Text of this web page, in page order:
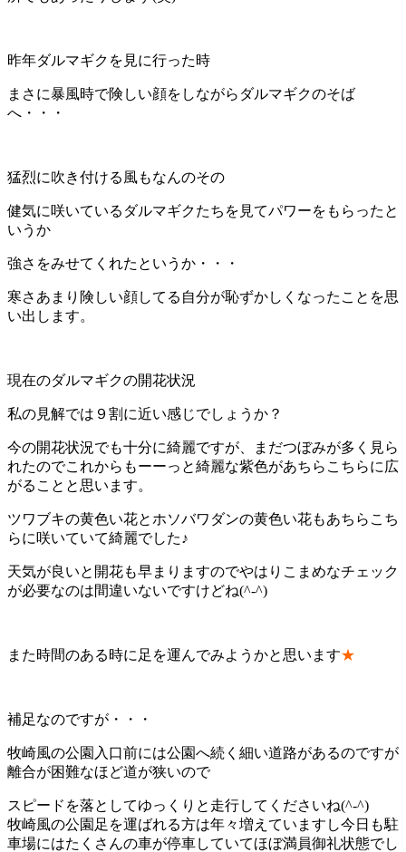
昨年ダルマギクを見に行った時
まさに暴風時で険しい顔をしながらダルマギクのそば
へ・・・
猛烈に吹き付ける風もなんのその
健気に咲いているダルマギクたちを見てパワーをもらったと
いうか
強さをみせてくれたというか・・・
寒さあまり険しい顔してる自分が恥ずかしくなったことを思
い出します。
現在のダルマギクの開花状況
私の見解では９割に近い感じでしょうか？
今の開花状況でも十分に綺麗ですが、まだつぼみが多く見ら
れたのでこれからもーーっと綺麗な紫色があちらこちらに広
がることと思います。
ツワブキの黄色い花とホソバワダンの黄色い花もあちらこち
らに咲いていて綺麗でした♪
天気が良いと開花も早まりますのでやはりこまめなチェック
が必要なのは間違いないですけどね(^-^)
また時間のある時に足を運んでみようかと思います★
補足なのですが・・・
牧崎風の公園入口前には公園へ続く細い道路があるのですが
離合が困難なほど道が狭いので
スピードを落としてゆっくりと走行してくださいね(^-^)
牧崎風の公園足を運ばれる方は年々増えていますし今日も駐
車場にはたくさんの車が停車していてほぼ満員御礼状態でし